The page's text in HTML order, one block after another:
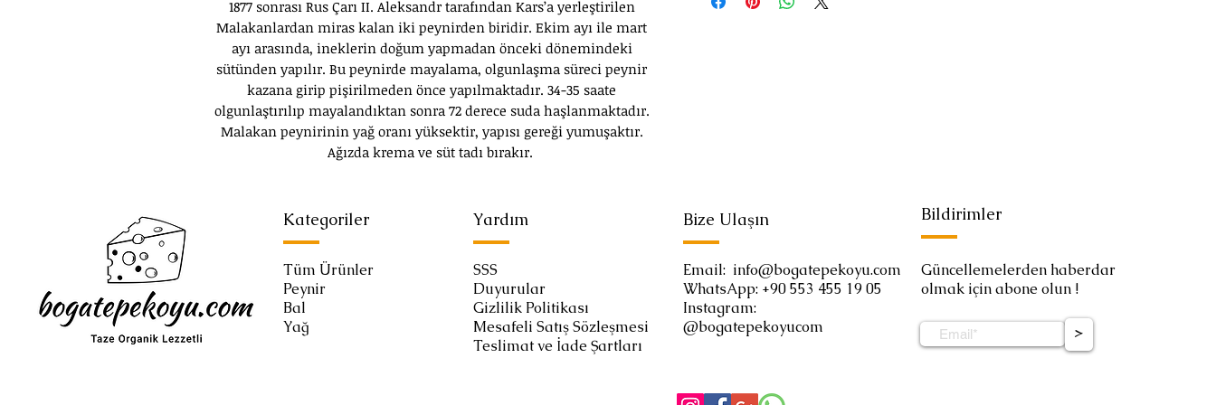
1877 sonrası Rus Çarı II. Aleksandr tarafından Kars’a yerleştirilen
Malakanlardan miras kalan iki peynirden biridir. Ekim ayı ile mart
ayı arasında, ineklerin doğum yapmadan önceki dönemindeki
sütünden yapılır. Bu peynirde mayalama, olgunlaşma süreci peynir
kazana girip pişirilmeden önce yapılmaktadır. 34-35 saate
olgunlaştırılıp mayalandıktan sonra 72 derece suda haşlanmaktadır.
Malakan peynirinin yağ oranı yüksektir, yapısı gereği yumuşaktır.
Ağızda krema ve süt tadı bırakır.
Kategoriler
Tüm Ürünler
Peynir
Bal
Yağ
Yardım
SSS
Duyurular
Gizlilik Politikası
Mesafeli Satış Sözleşmesi
Teslimat ve İade Şartları
Bize Ulaşın Bildirimler
Email: info@bogatepekoyu.com
WhatsApp: +90 553 455 19 05
Instagram:
@bogatepekoyucom
Güncellemelerden haberdar
olmak için abone olun !
>